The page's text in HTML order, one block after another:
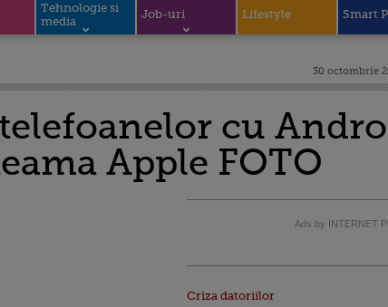
Tehnologie si
media
Job-uri Lifestyle Smart
30 octombrie
cu
Apple FOTO
Ads by INTERNET
Criza datoriilor